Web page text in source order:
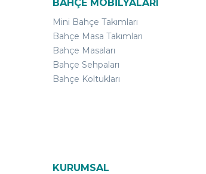
BAHÇE MOBİLYALARI
Mini Bahçe Takımları
Bahçe Masa Takımları
Bahçe Masaları
Bahçe Sehpaları
Bahçe Koltukları
KURUMSAL